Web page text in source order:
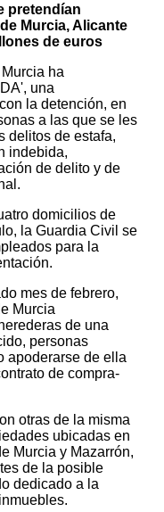
pretendían
Murcia, Alicante
de euros
ha
una
la detención, en
a las que se les
delitos de estafa,
indebida,
de delito y de
domicilios de
la Guardia Civil se
para la
mes de febrero,
Murcia
de una
personas
apoderarse de ella
de compra-
otras de la misma
ubicadas en
Murcia y Mazarrón,
de la posible
dedicado a la